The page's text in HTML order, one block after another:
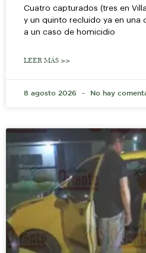
Cuatro capturados (tres en
y un quinto recluido ya en una
a un caso de homicidio
LEER MÁS >>
8 agosto 2026 No hay